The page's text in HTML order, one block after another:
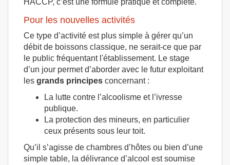
HACCP, c’est une formule pratique et complète.
Pour les nouvelles activités
Ce type d’activité est plus simple à gérer qu’un
débit de boissons classique, ne serait-ce que par
le public fréquentant l'établissement. Le stage
d’un jour permet d’aborder avec le futur exploitant
les grands principes concernant :
La lutte contre l’alcoolisme et l’ivresse
publique.
La protection des mineurs, en particulier
ceux présents sous leur toit.
Qu’il s’agisse de chambres d’hôtes ou bien d’une
simple table, la délivrance d’alcool est soumise